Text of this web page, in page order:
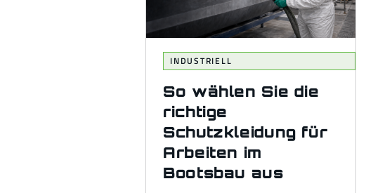
INDUSTRIELL
So wählen Sie die
richtige
Schutzkleidung für
Arbeiten im
Bootsbau aus